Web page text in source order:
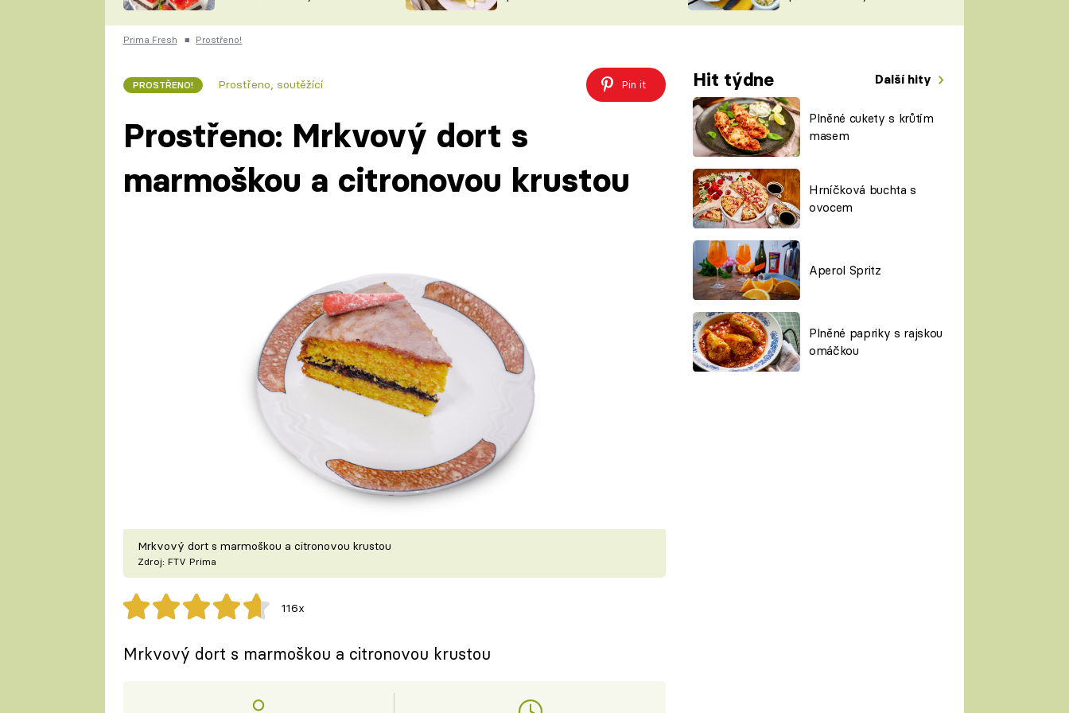
ČESKO NA TALÍŘI
KUCHAŘKA
VYCHYTÁVKY
ŠÉFREDAKTORKY
ČASOPIS
Prima Fresh ■ Prostřeno!
PROSTŘENO! Prostřeno, soutěžící Pin it Hit týdne Další hity
Plněné cukety s krůtím
masem
Hrníčková buchta s
ovocem
Aperol Spritz
Plněné papriky s rajskou
omáčkou
Prostřeno: Mrkvový dort s
marmoškou a citronovou krustou
Mrkvový dort s marmoškou a citronovou krustou
Zdroj: FTV Prima
116x
Mrkvový dort s marmoškou a citronovou krustou